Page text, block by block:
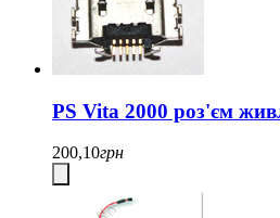
PS Vita 2000 роз'єм
200,10грн